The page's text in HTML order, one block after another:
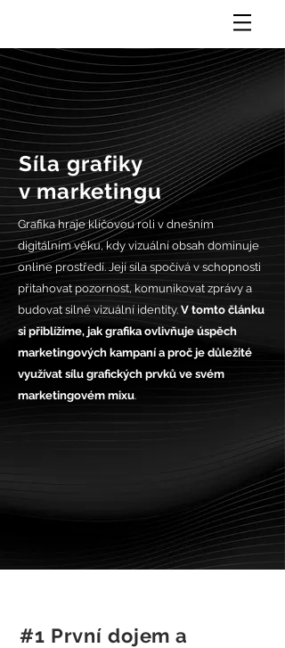
Síla grafiky
v marketingu
Grafika hraje klíčovou roli v dnešním
digitálním věku, kdy vizuální obsah dominuje
online prostředí. Její síla spočívá v schopnosti
přitahovat pozornost, komunikovat zprávy a
budovat silné vizuální identity. V tomto článku
si přiblížíme, jak grafika ovlivňuje úspěch
marketingových kampaní a proč je důležité
využívat sílu grafických prvků ve svém
marketingovém mixu.
#1 První dojem a